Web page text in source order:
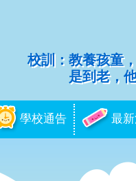
校訓：教養孩童
是到老，
學校通告 最